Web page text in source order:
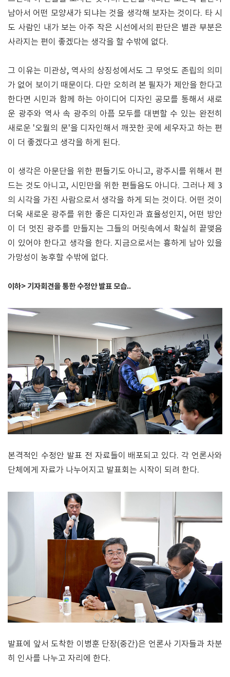
남아서 어떤 모양새가 되냐는 것을 생각해 보자는 것이다. 타 시
도 사람인 내가 보는 아주 작은 시선에서의 판단은 별관 부분은
사라지는 편이 좋겠다는 생각을 할 수밖에 없다.
그 이유는 미관상, 역사의 상징성에서도 그 무엇도 존립의 의미
가 없어 보이기 때문이다. 다만 오히려 본 필자가 제안을 한다고
한다면 시민과 함께 하는 아이디어 디자인 공모를 통해서 새로
운 광주와 역사 속 광주의 아픔 모두를 대변할 수 있는 완전히
새로운 '오월의 문'을 디자인해서 깨끗한 곳에 세우자고 하는 편
이 더 좋겠다고 생각을 하게 된다.
이 생각은 아문단을 위한 편들기도 아니고, 광주시를 위해서 편
드는 것도 아니고, 시민만을 위한 편들음도 아니다. 그러나 제 3
의 시각을 가진 사람으로서 생각을 하게 되는 것이다. 어떤 것이
더욱 새로운 광주를 위한 좋은 디자인과 효율성인지, 어떤 방안
이 더 멋진 광주를 만들지는 그들의 머릿속에서 확실히 끝맺음
이 있어야 한다고 생각을 한다. 지금으로서는 흉하게 남아 있을
가망성이 농후할 수밖에 없다.
이하> 기자회견을 통한 수정안 발표 모습..
본격적인 수정안 발표 전 자료들이 배포되고 있다. 각 언론사와
단체에게 자료가 나누어지고 발표회는 시작이 되려 한다.
발표에 앞서 도착한 이병훈 단장(중간)은 언론사 기자들과 차분
히 인사를 나누고 자리에 한다.